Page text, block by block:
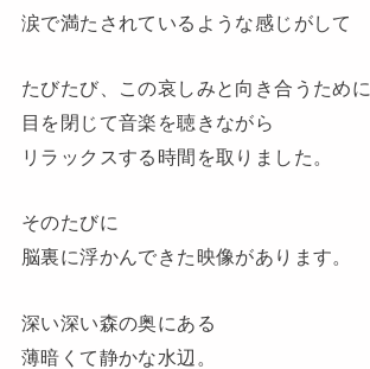
涙で満たされているような感じがして
たびたび、この哀しみと向き合うために
目を閉じて音楽を聴きながら
リラックスする時間を取りました。
そのたびに
脳裏に浮かんできた映像があります。
深い深い森の奥にある
薄暗くて静かな水辺。